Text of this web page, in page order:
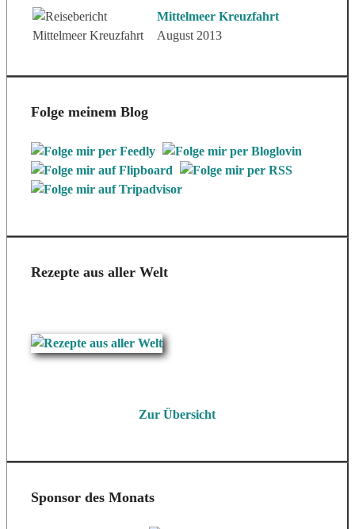
Mittelmeer Kreuzfahrt
August 2013
Folge meinem Blog
Rezepte aus aller Welt
Zur Übersicht
Sponsor des Monats